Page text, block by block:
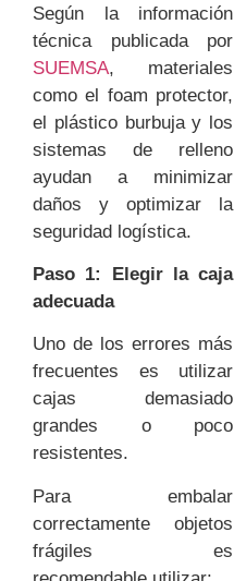
Según la información
técnica publicada por
SUEMSA, materiales
como el foam protector,
el plástico burbuja y los
sistemas de relleno
ayudan a minimizar
daños y optimizar la
seguridad logística.
Paso 1: Elegir la caja
adecuada
Uno de los errores más
frecuentes es utilizar
cajas demasiado
grandes o poco
resistentes.
Para embalar
correctamente objetos
frágiles es